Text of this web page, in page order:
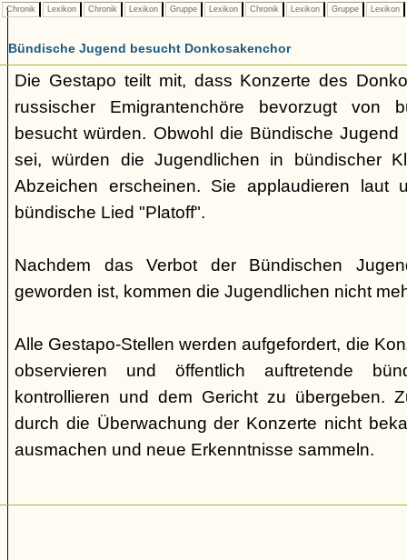
Chronik Lexikon Chronik Lexikon Gruppe Lexikon Chronik Lexikon Gruppe Lexikon
Bündische Jugend besucht Donkosakenchor
Die Gestapo teilt mit, dass Konzerte des
russischer Emigrantenchöre bevorzugt von
besucht würden. Obwohl die Bündische Jugend
sei, würden die Jugendlichen in bündischer
Abzeichen erscheinen. Sie applaudieren laut
bündische Lied "Platoff".
Nachdem das Verbot der Bündischen
geworden ist, kommen die Jugendlichen nicht
Alle Gestapo-Stellen werden aufgefordert, die
observieren und öffentlich auftretende
kontrollieren und dem Gericht zu übergeben.
durch die Überwachung der Konzerte nicht
ausmachen und neue Erkenntnisse sammeln.